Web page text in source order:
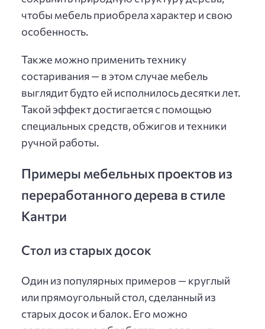
чтобы мебель приобрела характер и свою
особенность.
Также можно применить технику
состаривания — в этом случае мебель
выглядит будто ей исполнилось десятки лет.
Такой эффект достигается с помощью
специальных средств, обжигов и техники
ручной работы.
Примеры мебельных проектов из
переработанного дерева в стиле
Кантри
Стол из старых досок
Один из популярных примеров — круглый
или прямоугольный стол, сделанный из
старых досок и балок. Его можно